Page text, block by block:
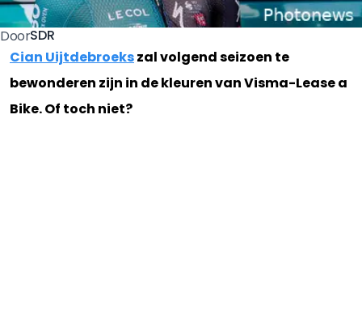
DoorSDR
Cian Uijtdebroekszal volgend seizoen te
bewonderen zijn in de kleuren van Visma-Lease a
Bike. Of toch niet?